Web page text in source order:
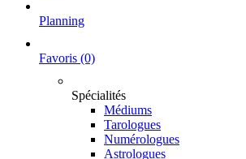
Planning
Favoris (0)
Spécialités
Médiums
Tarologues
Numérologues
Astrologues